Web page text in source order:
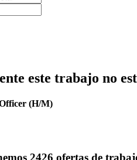
este trabajo no
(H/M)
2426 ofertas de